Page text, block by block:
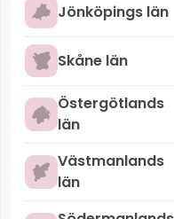
Jönköpings län
Skåne län
Östergötlands
län
Västmanlands
län